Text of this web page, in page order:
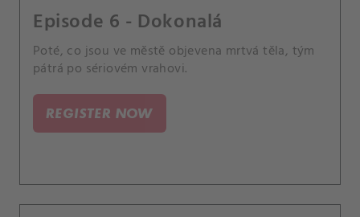
Episode 6 - Dokonalá
Poté, co jsou ve městě objevena mrtvá těla, tým
pátrá po sériovém vrahovi.
REGISTER NOW